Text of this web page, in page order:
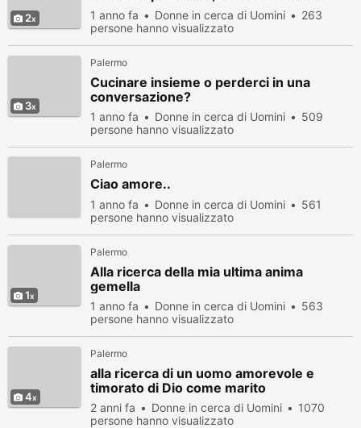
2 1 anno fa Donne in cerca di Uomini
263
persone hanno visualizzato
3
Palermo
Cucinare insieme o perderci in una
conversazione?
1 anno fa Donne in cerca di Uomini
509
persone hanno visualizzato
Palermo
Ciao amore..
1 anno fa Donne in cerca di Uomini
561
persone hanno visualizzato
1
Palermo
Alla ricerca della mia ultima anima
gemella
1 anno fa Donne in cerca di Uomini
563
persone hanno visualizzato
4
Palermo
alla ricerca di un uomo amorevole e
timorato di Dio come marito
2 anni fa Donne in cerca di Uomini
1070
persone hanno visualizzato